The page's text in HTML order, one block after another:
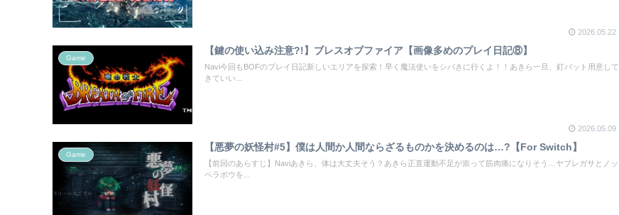
2026.05.22
Game
【鍵の使い込み注意?!】ブレスオブファイア【画像多めのプレイ日記⑧】
Navi今回もBOFのプレイ日記新しいエリアを探索！早く魔法使いをシバきに行くよ！！あきら一旦、釘バット用意して
きていい...
2026.05.09
Game
【悪夢の妖怪村#5】僕は人間か人間ならざるものかを決めるのは…?【For Switch】
【前回のあらすじ】Naviあきら、体は大丈夫そう？あきら正直運動不足が祟って筋肉痛になりそう…ヤブレガサとノッ
ペラボウを...